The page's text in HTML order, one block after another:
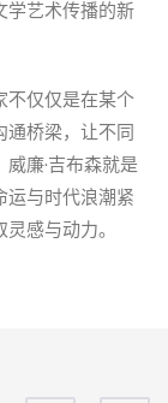
学艺术传播的新
不仅仅是在某个
通桥梁，让不同
廉·吉布森就是
运与时代浪潮紧
感与动力。